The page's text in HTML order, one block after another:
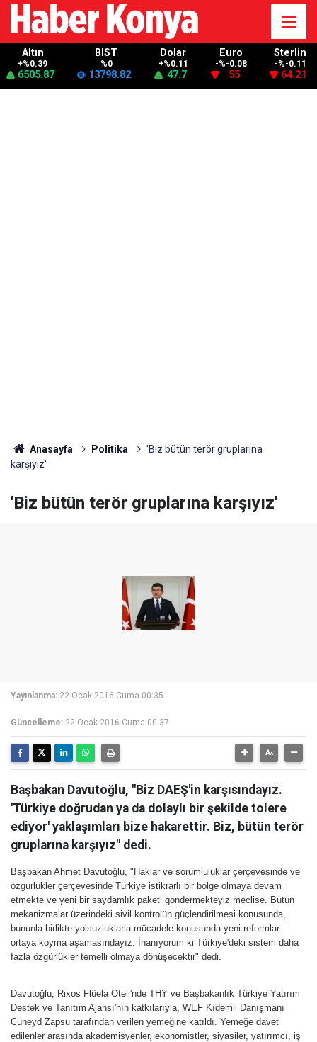
Altın
+%0.39
6505.87
BIST
%0
13798.82
Dolar
+%0.11
47.7
Euro
-%-0.08
55
Sterlin
-%-0.11
64.21
Anasayfa Politika
'Biz bütün terör gruplarına
karşıyız'
'Biz bütün terör gruplarına karşıyız'
Yayınlanma: 22 Ocak 2016 Cuma 00:35
Güncelleme: 22 Ocak 2016 Cuma 00:37
Başbakan Davutoğlu, "Biz DAEŞ'in karşısındayız.
'Türkiye doğrudan ya da dolaylı bir şekilde tolere
ediyor' yaklaşımları bize hakarettir. Biz, bütün terör
gruplarına karşıyız" dedi.
Başbakan Ahmet Davutoğlu, "Haklar ve sorumluluklar çerçevesinde ve
özgürlükler çerçevesinde Türkiye istikrarlı bir bölge olmaya devam
etmekte ve yeni bir saydamlık paketi göndermekteyiz meclise. Bütün
mekanizmalar üzerindeki sivil kontrolün güçlendirilmesi konusunda,
bununla birlikte yolsuzluklarla mücadele konusunda yeni reformlar
ortaya koyma aşamasındayız. İnanıyorum ki Türkiye'deki sistem daha
fazla özgürlükler temelli olmaya dönüşecektir" dedi.
Davutoğlu, Rixos Flüela Oteli'nde THY ve Başbakanlık Türkiye Yatırım
Destek ve Tanıtım Ajansı'nın katkılarıyla, WEF Kıdemli Danışmanı
Cüneyd Zapsu tarafından verilen yemeğine katıldı. Yemeğe davet
edilenler arasında akademisyenler, ekonomistler, siyasiler, yatırımcı, iş